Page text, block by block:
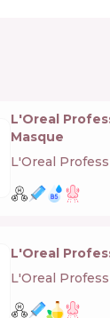
L'Oreal
Masque
L'Oreal
L'Oreal
L'Oreal